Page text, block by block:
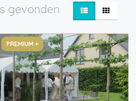
gevonden
PREMIUM +